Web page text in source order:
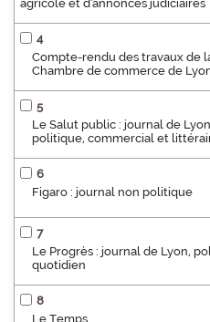
agricole et d'annonces judiciaires
4
Compte-rendu des travaux de
Chambre de commerce de
5
Le Salut public : journal de
politique, commercial et
6
Figaro : journal non politique
7
Le Progrès : journal de Lyon,
quotidien
8
Le Temps